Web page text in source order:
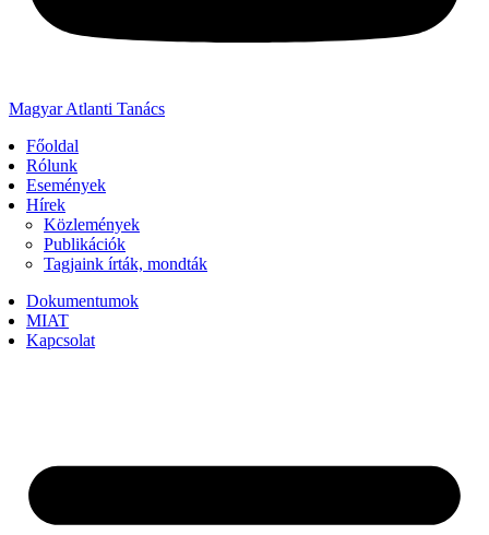
Magyar Atlanti Tanács
Főoldal
Rólunk
Események
Hírek
Közlemények
Publikációk
Tagjaink írták, mondták
Dokumentumok
MIAT
Kapcsolat